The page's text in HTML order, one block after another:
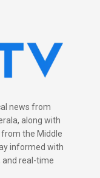
news from
along with
the Middle
informed with
and real-time